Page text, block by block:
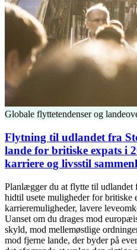
Globale flyttetendenser og
Flytning til udlandet fra
lande for britiske expats i
karriere og livsstil
Planlægger du at flytte til udlandet
hidtil usete muligheder for britiske
karrieremuligheder, lavere
Uanset om du drages mod
skyld, mod mellemøstlige
mod fjerne lande, der byder på